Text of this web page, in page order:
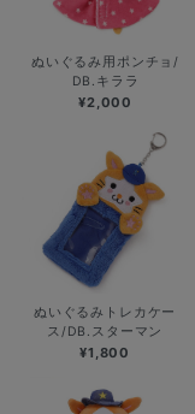
ぬいぐるみ用ポンチョ/
DB.キララ
¥2,000
ぬいぐるみトレカケー
ス/DB.スターマン
¥1,800